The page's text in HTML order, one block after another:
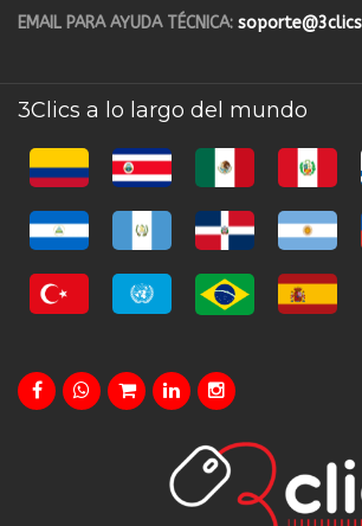
EMAIL PARA AYUDA TÉCNICA:
3Clics a lo largo del mundo